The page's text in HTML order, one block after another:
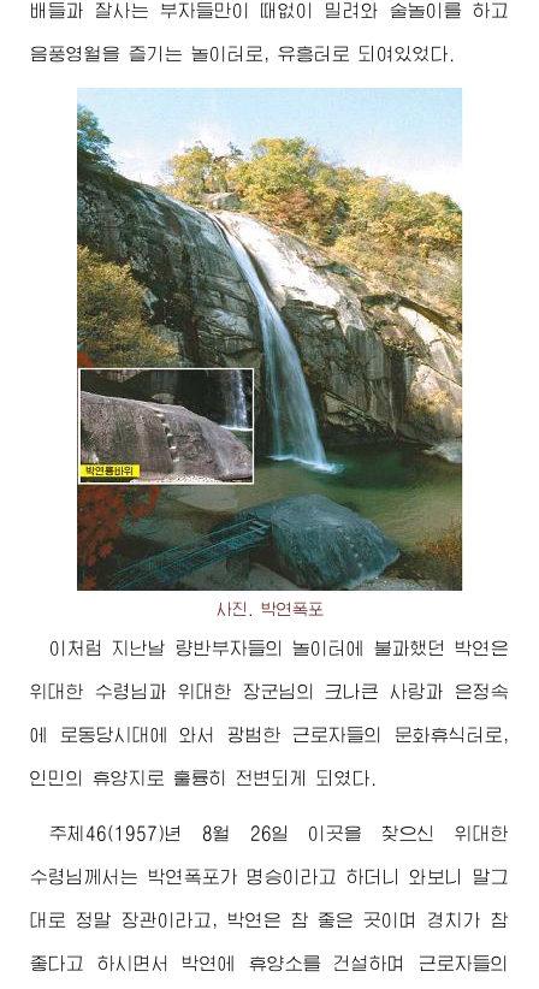
배들과 잘사는 부자들만이 때없이 밀려와 술놀이를 하고
음풍영월을 즐기는 놀이터로, 유흥터로 되여있었다.
사진. 박연폭포
이처럼 지난날 량반부자들의 놀이터에 불과했던 박연은
위대한 수령님 과 위대한 장군님 의 크나큰 사랑과 은정속
에 로동당시대에 와서 광범한 근로자들의 문화휴식터로,
인민의 휴양지로 훌륭히 전변되게 되였다.
주체46(1957)년 8월 26일 이곳을 찾으신 위대한
수령님께서 는 박연폭포가 명승이라고 하더니 와보니 말그
대로 정말 장관이라고, 박연은 참 좋은 곳이며 경치가 참
좋다고 하시면서 박연에 휴양소를 건설하며 근로자들의